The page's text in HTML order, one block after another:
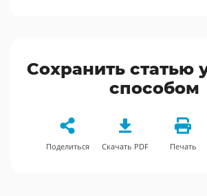
Сохранить статью
способом
Поделиться Скачать PDF Печать